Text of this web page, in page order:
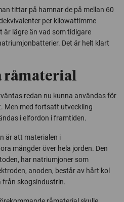
tittar på hamnar de på mellan 60
per kilowattimme
är lägre än vad som tidigare
Det är helt klart
råmaterial
redan nu kunna användas för
Men med fortsatt utveckling
i elfordon i framtiden.
är att materialen i
mängder över hela jorden. Den
har natriumjoner som
anoden, består av hårt kol
från skogsindustrin.